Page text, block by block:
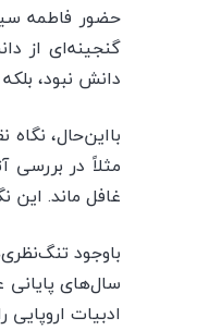
گنجینه‌ای از
دانش نبود،
بااین‌حال،
مثلاً در بررسی
غافل ماند. این
باوجود
سال‌های پایانی
ادبیات